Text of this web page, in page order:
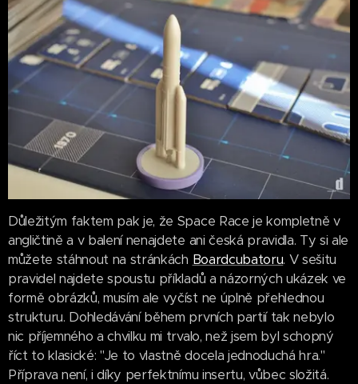
Důležitým faktem pak je, že Space Race je kompletně v
angličtině a v balení nenajdete ani česká pravidla. Ty si ale
můžete stáhnout na stránkách Boardcubatoru. V sešitu
pravidel najdete spoustu příkladů a názorných ukázek ve
formě obrázků, musím ale vyčíst ne úplně přehlednou
strukturu. Dohledávání během prvních partií tak nebylo
nic příjemného a chvilku mi trvalo, než jsem byl schopný
říct to klasické: "Je to vlastně docela jednoduchá hra."
Příprava není, i díky perfektnímu insertu, vůbec složitá.